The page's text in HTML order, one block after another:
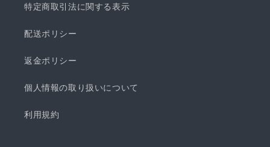
特定商取引法に関する表示
配送ポリシー
返金ポリシー
個人情報の取り扱いについて
利用規約